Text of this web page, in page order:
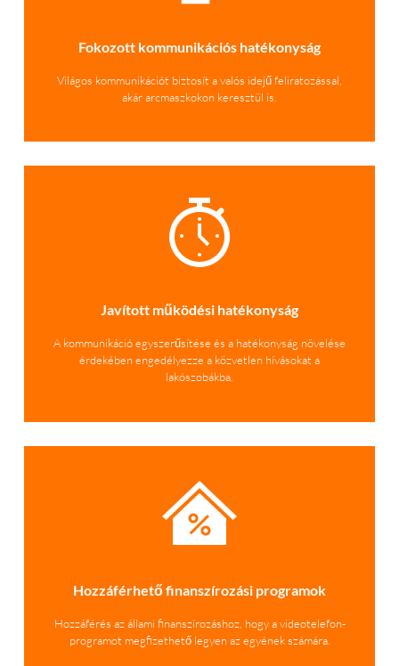
Fokozott kommunikációs hatékonyság
Világos kommunikációt biztosít a valós idejű feliratozással,
akár arcmaszkokon keresztül is.
Javított működési hatékonyság
A kommunikáció egyszerűsítése és a hatékonyság növelése
érdekében engedélyezze a közvetlen hívásokat a
lakószobákba.
Hozzáférhető finanszírozási programok
Hozzáférés az állami finanszírozáshoz, hogy a videotelefon-
programot megfizethető legyen az egyének számára.